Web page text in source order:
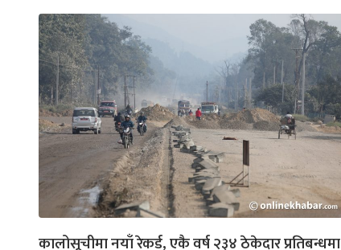
कालोसूचीमा नयाँ रेकर्ड, एकै वर्ष २३४ ठेकेदार प्रतिबन्धमा